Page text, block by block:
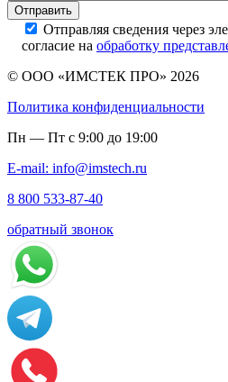
Отправляя сведения через
согласие на обработку
© ООО «ИМСТЕК ПРО» 2026
Политика конфиденциальности
Пн — Пт с 9:00 до 19:00
E-mail: info@imstech.ru
8 800 533-87-40
обратный звонок